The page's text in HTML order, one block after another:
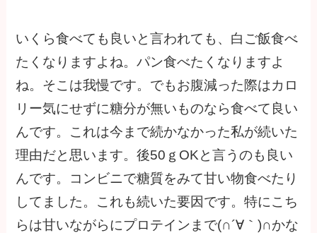
いくら食べても良いと言われても、白ご飯食べ
たくなりますよね。パン食べたくなりますよ
ね。そこは我慢です。でもお腹減った際はカロ
リー気にせずに糖分が無いものなら食べて良い
んです。これは今まで続かなかった私が続いた
理由だと思います。後50ｇOKと言うのも良い
んです。コンビニで糖質をみて甘い物食べたり
してました。これも続いた要因です。特にこち
らは甘いながらにプロテインまで(∩´∀｀)∩かな